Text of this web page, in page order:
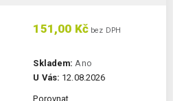
151,00 Kč bez DPH
Skladem: Ano
U Vás: 12.08.2026
Porovnat